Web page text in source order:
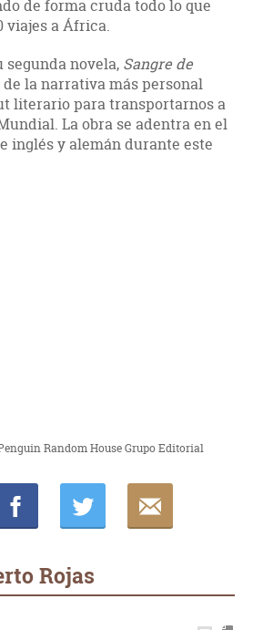
de forma cruda todo lo que
viajes a África.
segunda novela, Sangre de
de la narrativa más personal
literario para transportarnos a
La obra se adentra en el
inglés y alemán durante este
Random House Grupo Editorial
Rojas